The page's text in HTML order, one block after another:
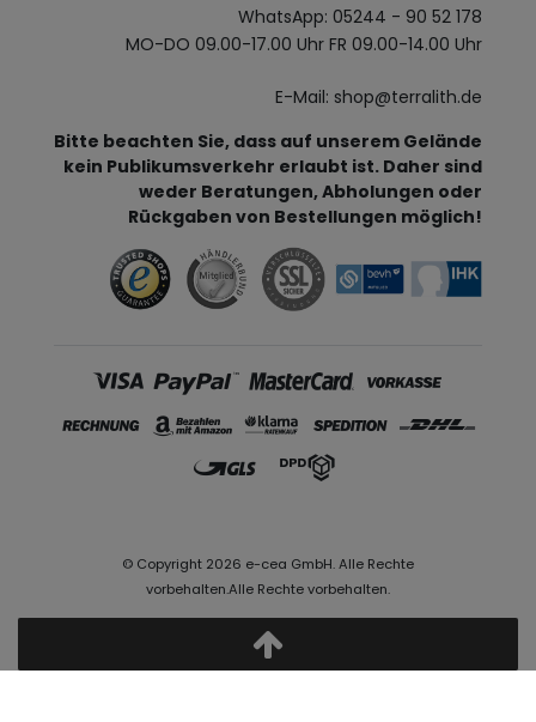
WhatsApp: 05244 - 90 52 178
MO-DO 09.00-17.00 Uhr FR 09.00-14.00 Uhr
E-Mail: shop@terralith.de
Bitte beachten Sie, dass auf unserem Gelände
kein Publikumsverkehr erlaubt ist. Daher sind
weder Beratungen, Abholungen oder
Rückgaben von Bestellungen möglich!
© Copyright 2026 e-cea GmbH. Alle Rechte
vorbehalten.Alle Rechte vorbehalten.